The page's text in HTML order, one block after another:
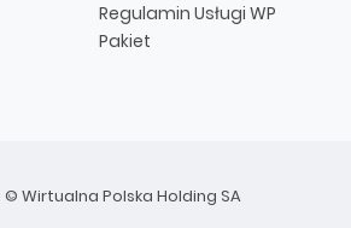
Regulamin Usługi WP
Pakiet
Wirtualna Polska Holding SA